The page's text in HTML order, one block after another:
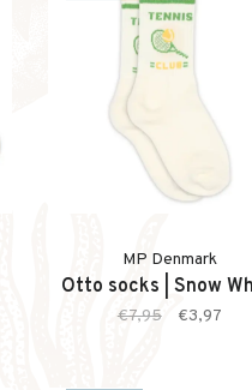
MP Denmark
Otto socks | Snow
€7,95 €3,97